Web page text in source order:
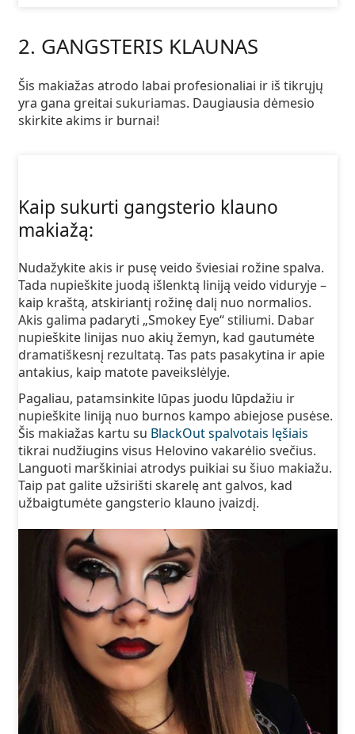
2. GANGSTERIS KLAUNAS
Šis makiažas atrodo labai profesionaliai ir iš tikrųjų
yra gana greitai sukuriamas. Daugiausia dėmesio
skirkite akims ir burnai!
Kaip sukurti gangsterio klauno
makiažą:
Nudažykite akis ir pusę veido šviesiai rožine spalva.
Tada nupieškite juodą išlenktą liniją veido viduryje –
kaip kraštą, atskiriantį rožinę dalį nuo normalios.
Akis galima padaryti „Smokey Eye“ stiliumi. Dabar
nupieškite linijas nuo akių žemyn, kad gautumėte
dramatiškesnį rezultatą. Tas pats pasakytina ir apie
antakius, kaip matote paveikslėlyje.
Pagaliau, patamsinkite lūpas juodu lūpdažiu ir
nupieškite liniją nuo burnos kampo abiejose pusėse.
Šis makiažas kartu su BlackOut spalvotais lęšiais
tikrai nudžiugins visus Helovino vakarėlio svečius.
Languoti marškiniai atrodys puikiai su šiuo makiažu.
Taip pat galite užsirišti skarelę ant galvos, kad
užbaigtumėte gangsterio klauno įvaizdį.